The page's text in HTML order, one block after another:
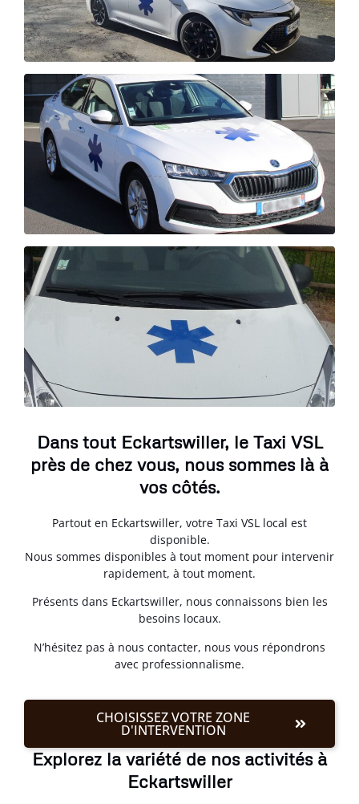
Dans tout Eckartswiller, le Taxi VSL
près de chez vous, nous sommes là à
vos côtés.
Partout en Eckartswiller, votre Taxi VSL local est
disponible.
Nous sommes disponibles à tout moment pour intervenir
rapidement, à tout moment.
Présents dans Eckartswiller, nous connaissons bien les
besoins locaux.
N’hésitez pas à nous contacter, nous vous répondrons
avec professionnalisme.
CHOISISSEZ VOTRE ZONE
D'INTERVENTION
Explorez la variété de nos activités à
Eckartswiller